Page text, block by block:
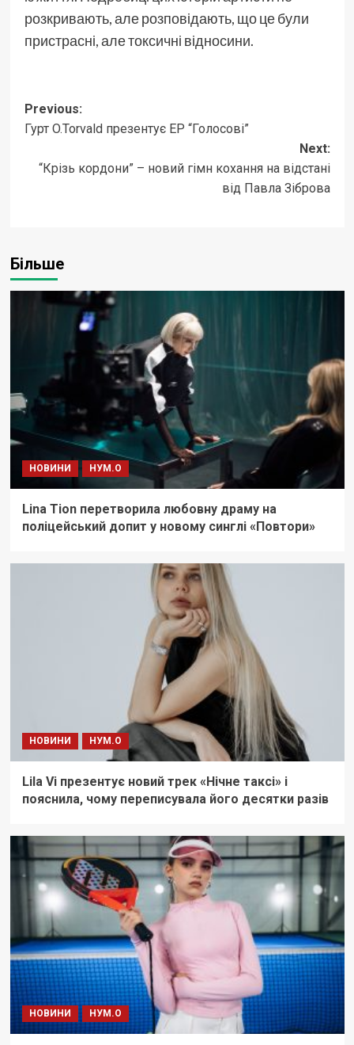
розкривають, але розповідають, що це були
пристрасні, але токсичні відносини.
Post
navigation
Previous:
Гурт O.Torvald презентує ЕР “Голосові”
Next:
“Крізь кордони” – новий гімн кохання на відстані
від Павла Зіброва
Більше
НОВИНИ НУМ.О
Lina Tion перетворила любовну драму на
поліцейський допит у новому синглі «Повтори»
НОВИНИ НУМ.О
Lila Vi презентує новий трек «Нічне таксі» і
пояснила, чому переписувала його десятки разів
НОВИНИ НУМ.О